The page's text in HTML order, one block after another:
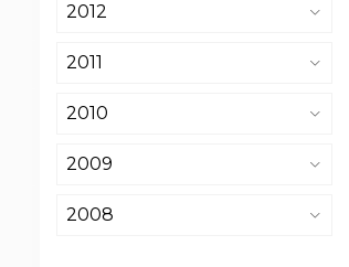
2012
2011
2010
2009
2008